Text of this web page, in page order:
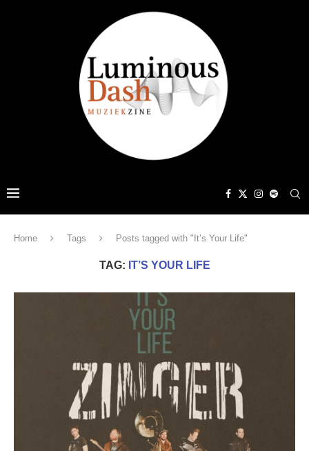
Home Tags Posts tagged with "It’s Your Life"
TAG: IT’S YOUR LIFE